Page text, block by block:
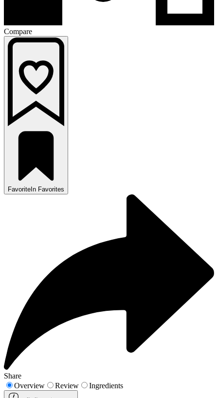
Compare
Favorite In Favorites
Share
Overview
Review Ingredients